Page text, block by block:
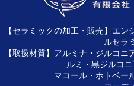
【セラミックの加工・販売】エ
ルセラ
【取扱材質】アルミナ・ジルコ
ルミ・黒ジルコ
マコール・ホトベール・マ